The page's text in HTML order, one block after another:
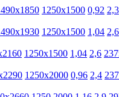
1250х1500 0,92 2,3
1250х1500 1,04 2,6
1250х1500 1,04 2,6
1250х2000 0,96 2,4